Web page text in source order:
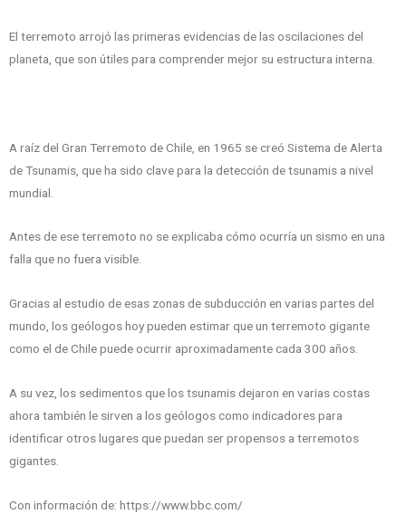
El terremoto arrojó las primeras evidencias de las oscilaciones del
planeta, que son útiles para comprender mejor su estructura interna.
A raíz del Gran Terremoto de Chile, en 1965 se creó Sistema de Alerta
de Tsunamis, que ha sido clave para la detección de tsunamis a nivel
mundial.
Antes de ese terremoto no se explicaba cómo ocurría un sismo en una
falla que no fuera visible.
Gracias al estudio de esas zonas de subducción en varias partes del
mundo, los geólogos hoy pueden estimar que un terremoto gigante
como el de Chile puede ocurrir aproximadamente cada 300 años.
A su vez, los sedimentos que los tsunamis dejaron en varias costas
ahora también le sirven a los geólogos como indicadores para
identificar otros lugares que puedan ser propensos a terremotos
gigantes.
Con información de: https://www.bbc.com/